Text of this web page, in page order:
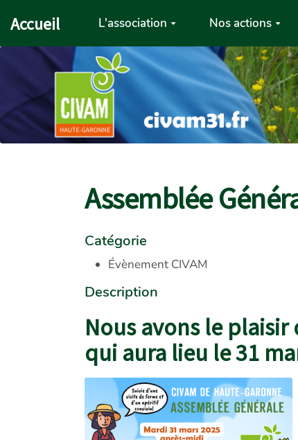
Aller au contenu principal
Accueil L'association Nos actions
Assemblée
Catégorie
Évènement CIVAM
Description
Nous avons le
qui aura lieu le 31